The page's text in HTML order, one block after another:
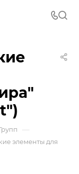
—
элементы для